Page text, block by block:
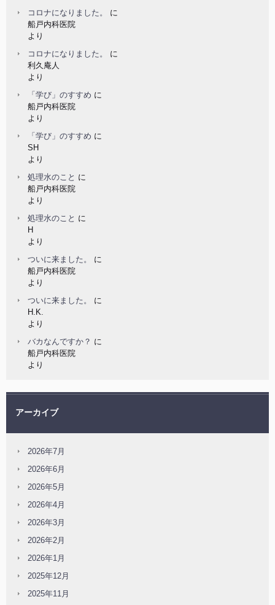
コロナになりました。
に
船戸内科医院
より
コロナになりました。
に
利久庵人
より
「学び」のすすめ に
船戸内科医院
より
「学び」のすすめ に
SH
より
処理水のこと に
船戸内科医院
より
処理水のこと に
H
より
ついに来ました。
に
船戸内科医院
より
ついに来ました。
に
H.K.
より
バカなんですか？ に
船戸内科医院
より
アーカイブ
2026年7月
2026年6月
2026年5月
2026年4月
2026年3月
2026年2月
2026年1月
2025年12月
2025年11月